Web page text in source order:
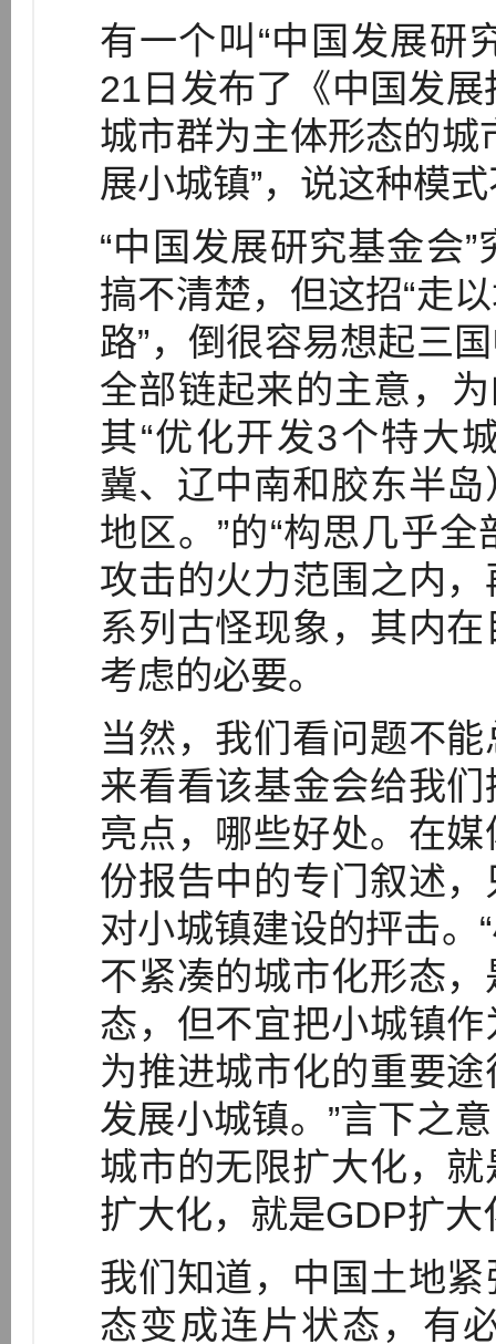
有一个叫“中国发展研
21日发布了《中国发
城市群为主体形态的城
展小城镇”，说这种模
“中国发展研究基金会
搞不清楚，但这招“走
路”，倒很容易想起三
全部链起来的主意，
其“优化开发3个特大
冀、辽中南和胶东半
地区。”的“构思几乎
攻击的火力范围之内
系列古怪现象，其内
考虑的必要。
当然，我们看问题不
来看看该基金会给我
亮点，哪些好处。在
份报告中的专门叙述
对小城镇建设的抨击。
不紧凑的城市化形态
态，但不宜把小城镇
为推进城市化的重要
发展小城镇。”言下之
城市的无限扩大化，
扩大化，就是GDP扩
我们知道，中国土地
态变成连片状态，有